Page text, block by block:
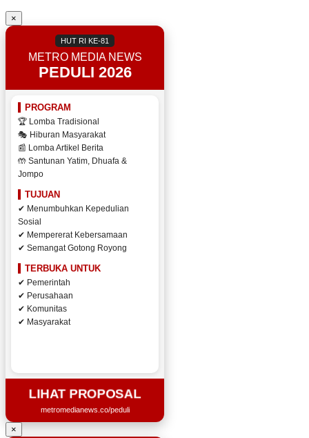
×
HUT RI KE-81
METRO MEDIA NEWS
PEDULI 2026
PROGRAM
🏆 Lomba Tradisional
🎭 Hiburan Masyarakat
📰 Lomba Artikel Berita
🤲 Santunan Yatim, Dhuafa &
Jompo
TUJUAN
✔ Menumbuhkan Kepedulian
Sosial
✔ Mempererat Kebersamaan
✔ Semangat Gotong Royong
TERBUKA UNTUK
✔ Pemerintah
✔ Perusahaan
✔ Komunitas
✔ Masyarakat
LIHAT PROPOSAL
metromedianews.co/peduli
×